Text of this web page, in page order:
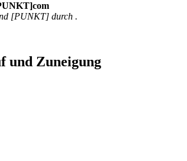
[PUNKT] durch .
und Zuneigung